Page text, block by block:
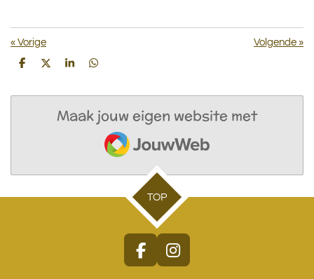
« Vorige Volgende »
D
e
D
l
S
r
D
e
Maak jouw eigen website met
JouwWeb
TOP
F
I